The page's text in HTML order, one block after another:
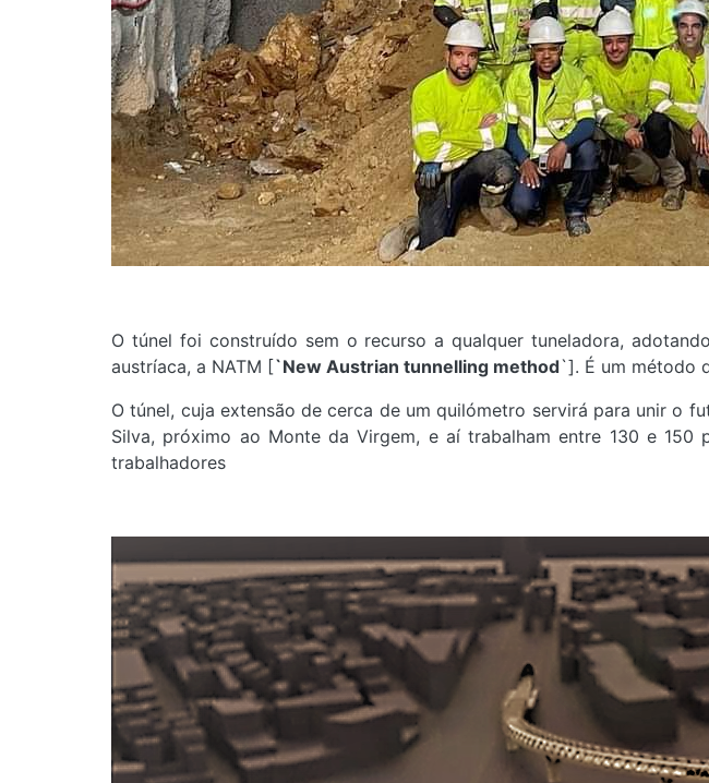
O túnel foi construído sem o recurso a qualquer tuneladora,
austríaca, a NATM [`New Austrian tunnelling method`]. É um método
O túnel, cuja extensão de cerca de um quilómetro servirá para unir o
Silva, próximo ao Monte da Virgem, e aí trabalham entre 130 e 150
trabalhadores